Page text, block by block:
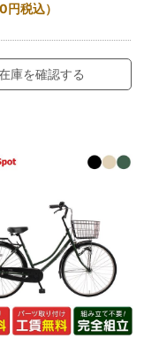
円税込）
庫を確認する